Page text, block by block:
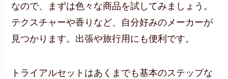
なので、まずは色々な商品を試してみましょう。
テクスチャーや香りなど、自分好みのメーカーが
見つかります。出張や旅行用にも便利です。
トライアルセットはあくまでも基本のステップな